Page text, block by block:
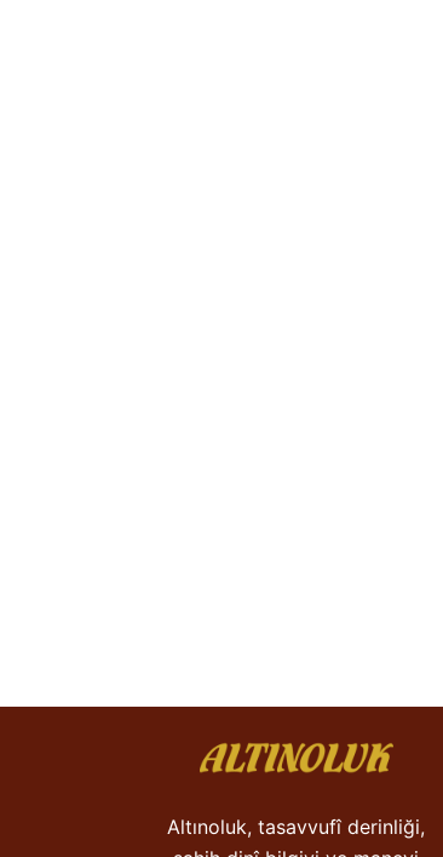
Altınoluk, tasavvufî derinliği,